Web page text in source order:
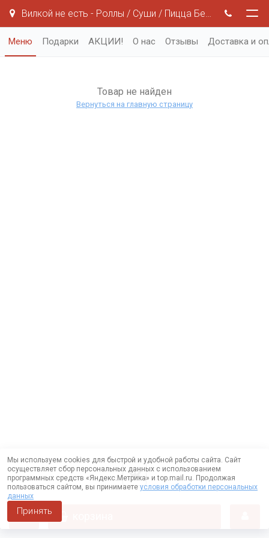
Вилкой не есть - Роллы / Суши / Пицца Белгород
Меню Подарки АКЦИИ! О нас Отзывы Доставка и
Товар не найден
Вернуться на главную страницу
Мы используем cookies для быстрой и удобной работы сайта. Сайт
осуществляет сбор персональных данных с использованием
программных средств «Яндекс.Метрика» и top.mail.ru. Продолжая
пользоваться сайтом, вы принимаете условия обработки персональных
данных
Принять